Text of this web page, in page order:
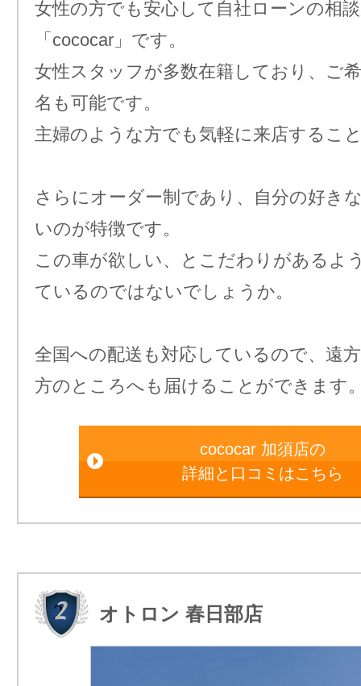
女性の方でも安心して自社ローンの相
「cococar」です。
女性スタッフが多数在籍しており、ご
名も可能です。
主婦のような方でも気軽に来店するこ
さらにオーダー制であり、自分の好き
いのが特徴です。
この車が欲しい、とこだわりがあるよ
ているのではないでしょうか。
全国への配送も対応しているので、遠
方のところへも届けることができます
cococar 加須店の
詳細と口コミはこちら
オトロン 春日部店